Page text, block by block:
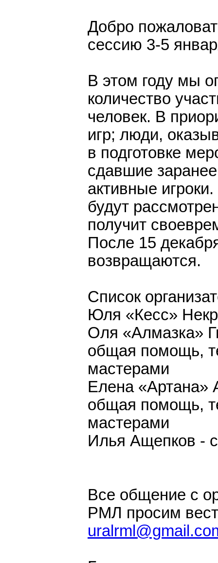
Добро
сессию 3-5
В этом году мы
количество
человек. В
игр; люди,
в подготовке
сдавшие
активные
будут
получит
После 15
возвращаются.
Список
Юля «Кесс»
Оля «Алмазка»
общая помощь,
мастерами
Елена «Артана»
общая помощь,
мастерами
Илья Ащепков -
Все общение с
РМЛ просим